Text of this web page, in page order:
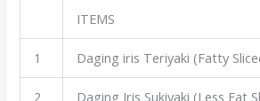
ITEMS
1 Daging iris Teriyaki (Fatty
2 Daging Iris Sukiyaki (Less Fat